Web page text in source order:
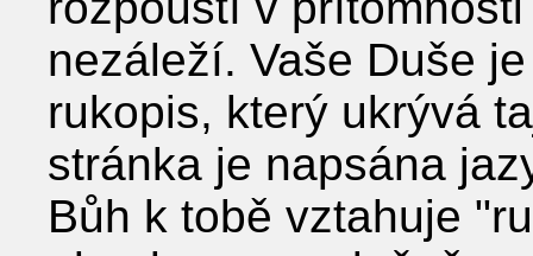
nezáleží. Vaše Duše
rukopis, který ukrývá
stránka je napsána
Bůh k tobě vztahuje